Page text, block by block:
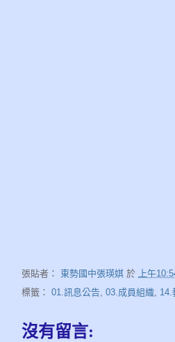
張貼者： 東勢國中張瑛娸 於
上午
標籤： 01.訊息公告 03.成員組織 14.
沒有留言: